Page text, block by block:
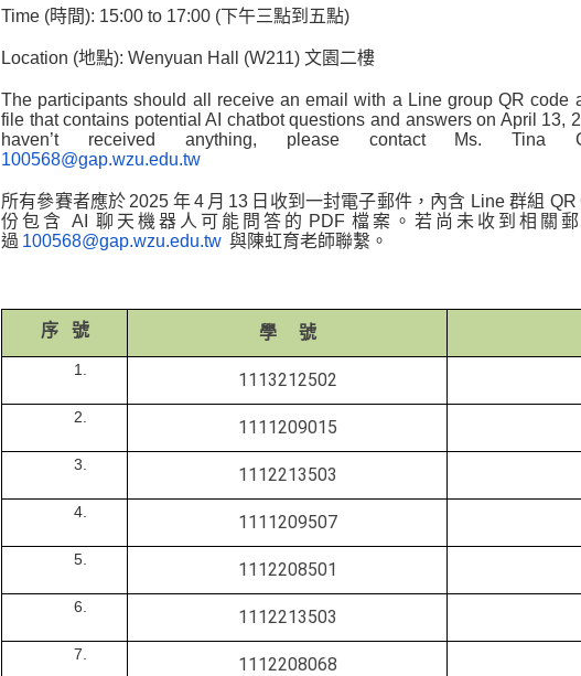
Time (時間): 15:00 to 17:00 (下午三點到五點)
Location (地點): Wenyuan Hall (W211) 文園二樓
The participants should all receive an email with a Line group QR code
file that contains potential AI chatbot questions and answers on April 13,
haven’t received anything, please contact Ms. Tina
100568@gap.wzu.edu.tw
所有參賽者應於 2025 年 4 月 13 日收到一封電子郵件，內含 Line 群組 QR
份包含 AI 聊天機器人可能問答的 PDF 檔案。若尚未收到相關
過 100568@gap.wzu.edu.tw 與陳虹育老師聯繫。
序 號 學 號
1113212502
1111209015
1112213503
1111209507
1112208501
1112213503
1112208068